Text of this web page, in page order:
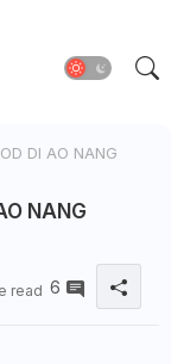
DI AO NANG
NANG
read 6